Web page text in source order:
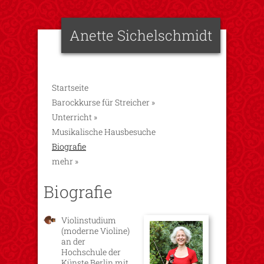
Anette Sichelschmidt
Startseite
Barockkurse für Streicher »
Unterricht »
Musikalische Hausbesuche
Biografie
mehr »
Biografie
Violinstudium
(moderne Violine)
an der
Hochschule der